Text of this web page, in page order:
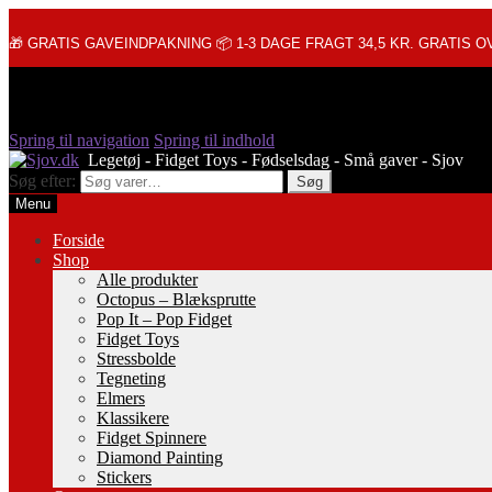
🎁 GRATIS GAVEINDPAKNING 📦 1-3 DAGE FRAGT 34,5 KR. GRATIS
Spring til navigation Spring til indhold
Søg efter:
Søg
Menu
Forside
Shop
Alle produkter
Octopus – Blæksprutte
Pop It – Pop Fidget
Fidget Toys
Stressbolde
Tegneting
Elmers
Klassikere
Fidget Spinnere
Diamond Painting
Stickers